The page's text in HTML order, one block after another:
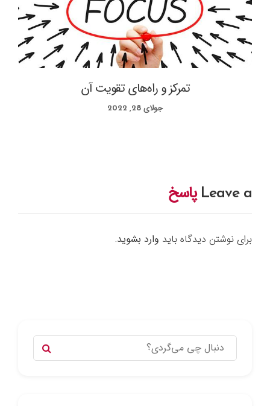
تمرکز و راه‌های تقویت آن
جولای 28, 2022
Leave a پاسخ
برای نوشتن دیدگاه باید وارد بشوید.